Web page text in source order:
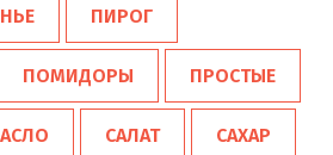
ПИРОГ
ПОМИДОРЫ ПРОСТЫЕ
САЛАТ САХАР